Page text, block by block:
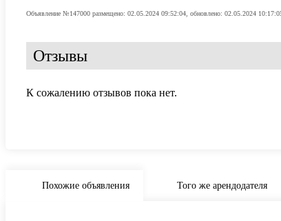
Объявление №147000 размещено: 02.05.2024 09:52:04, обновлено: 02.05.2024
Отзывы
К сожалению отзывов пока нет.
Похожие объявления Того же арендодателя